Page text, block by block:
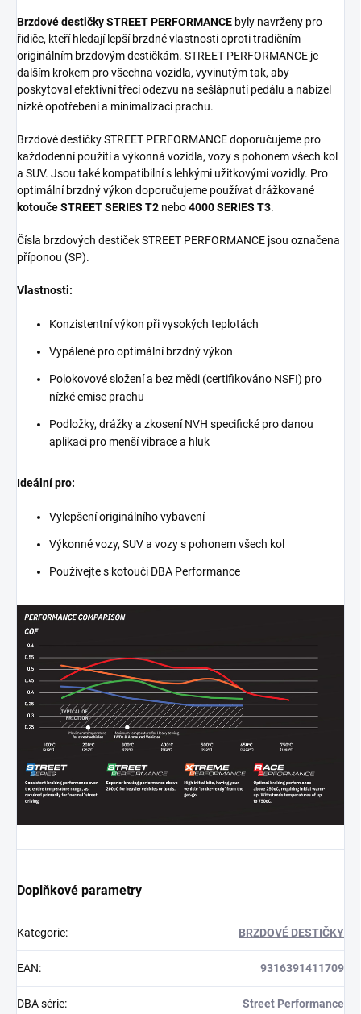
Brzdové destičky STREET PERFORMANCE byly navrženy pro
řidiče, kteří hledají lepší brzdné vlastnosti oproti tradičním
originálním brzdovým destičkám. STREET PERFORMANCE je
dalším krokem pro všechna vozidla, vyvinutým tak, aby
poskytoval efektivní třecí odezvu na sešlápnutí pedálu a nabízel
nízké opotřebení a minimalizaci prachu.
Brzdové destičky STREET PERFORMANCE doporučujeme pro
každodenní použití a výkonná vozidla, vozy s pohonem všech kol
a SUV. Jsou také kompatibilní s lehkými užitkovými vozidly. Pro
optimální brzdný výkon doporučujeme používat drážkované
kotouče STREET SERIES T2 nebo4000 SERIES T3.
Čísla brzdových destiček STREET PERFORMANCE jsou označena
příponou (SP).
Vlastnosti:
Konzistentní výkon při vysokých teplotách
Vypálené pro optimální brzdný výkon
Polokovové složení a bez mědi (certifikováno NSFI) pro
nízké emise prachu
Podložky, drážky a zkosení NVH specifické pro danou
aplikaci pro menší vibrace a hluk
Ideální pro:
Vylepšení originálního vybavení
Výkonné vozy, SUV a vozy s pohonem všech kol
Používejte s kotouči DBA Performance
Doplňkové parametry
Kategorie: BRZDOVÉ DESTIČKY
EAN: 9316391411709
DBA série: Street Performance